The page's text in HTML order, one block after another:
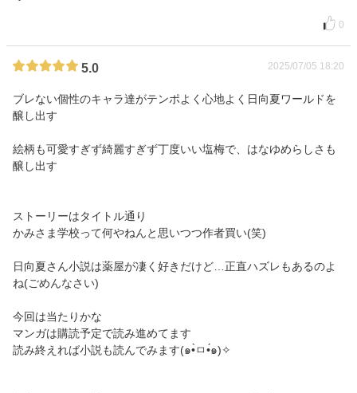
0
5.0 2025/07/05 18:20
ブレない個性のキャラ達がテンポよく心地よく日向夏ワールドを
醸し出す
絵柄も可愛すぎず綺麗すぎず丁度いい塩梅で、はなゆめらしさも
醸し出す
ストーリーはタイトル通り
かみさま学校って何やねんと思いつつ作者買い(笑)
日向夏さん小説は薬屋が凄く好きだけど…正直ハズレもあるのよ
ね(ごめんなさい)
今回は当たりかな
マンガは購読予定で読み進めてます
読み終えれば小説も読んでみます(๑•̀ㅁ•́๑)✧